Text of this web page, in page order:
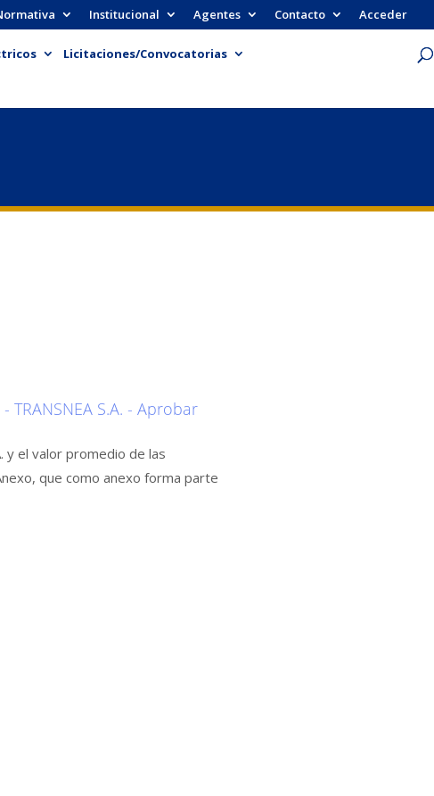
Institucional Agentes Contacto Acceder
Licitaciones/Convocatorias
TRANSNEA S.A. - Aprobar
y el valor promedio de las
que como anexo forma parte